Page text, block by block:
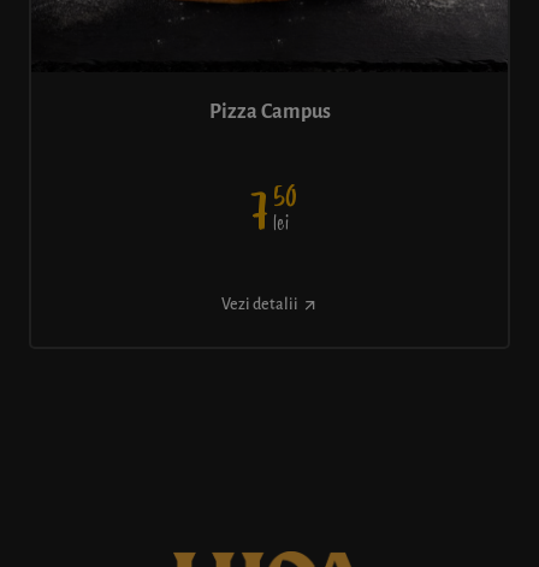
Pizza Campus
750
lei
Vezi detalii